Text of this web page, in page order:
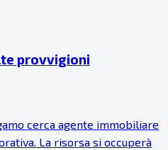
provvigioni
cerca agente immobiliare
La risorsa si occuperà